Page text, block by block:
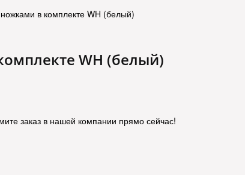
в комплекте WH (белый)
WH (белый)
заказ в нашей компании прямо сейчас!